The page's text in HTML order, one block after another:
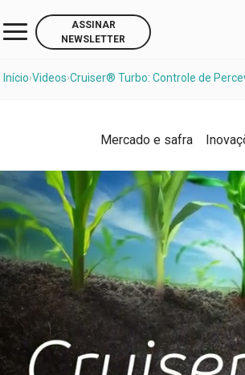
ASSINAR
NEWSLETTER
Início›Videos›Cruiser® Turbo: Controle de
Mercado e safra